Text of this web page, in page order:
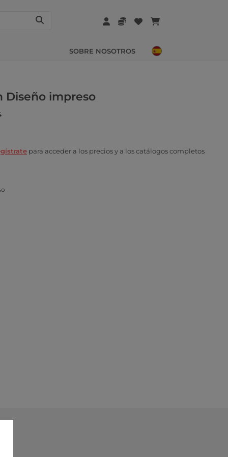
SOBRE NOSOTROS
Diseño impreso
para acceder a los precios y a los catálogos completos